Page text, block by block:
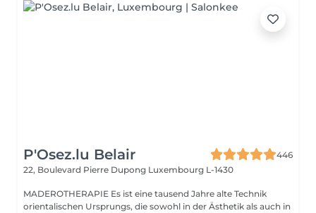
P'Osez.lu Belair
446
22, Boulevard Pierre Dupong Luxembourg L-1430
MADEROTHERAPIE Es ist eine tausend Jahre alte Technik
orientalischen Ursprungs, die sowohl in der Ästhetik als auch in